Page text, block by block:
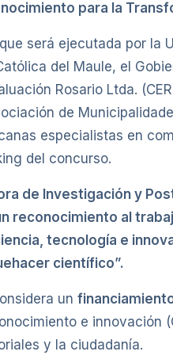
para la
será ejecutada por la
del Maule, el
Rosario Ltda.
de
especialistas en
del concurso.
de Investigación y
reconocimiento al
tecnología e
científico”.
un
e innovación
y la ciudadanía.